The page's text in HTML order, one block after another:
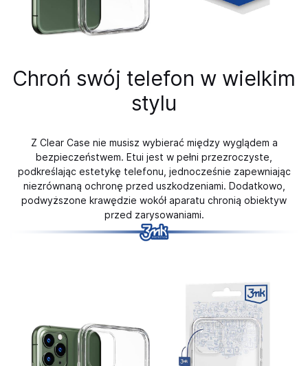
Chroń swój telefon w wielkim
stylu
Z Clear Case nie musisz wybierać między wyglądem a
bezpieczeństwem. Etui jest w pełni przezroczyste,
podkreślając estetykę telefonu, jednocześnie zapewniając
niezrównaną ochronę przed uszkodzeniami. Dodatkowo,
podwyższone krawędzie wokół aparatu chronią obiektyw
przed zarysowaniami.